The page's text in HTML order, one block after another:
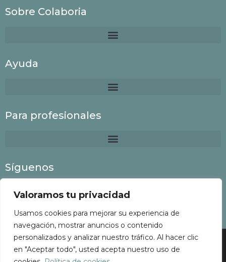
Valoramos tu privacidad
Usamos cookies para mejorar su experiencia de
navegación, mostrar anuncios o contenido
personalizados y analizar nuestro tráfico. Al hacer clic
en "Aceptar todo", usted acepta nuestro uso de
Sobre Colaboria
Ayuda
Para profesionales
Síguenos
Colaboria©2022 Todos los derechos reservados